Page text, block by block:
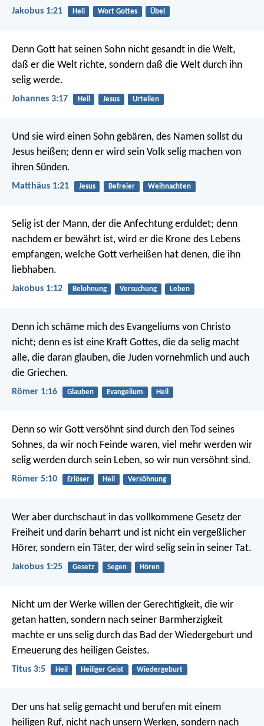
Jakobus 1:21 Heil Wort Gottes Übel
Denn Gott hat seinen Sohn nicht gesandt in die Welt,
daß er die Welt richte, sondern daß die Welt durch ihn
selig werde.
Johannes 3:17 Heil Jesus Urteilen
Und sie wird einen Sohn gebären, des Namen sollst du
Jesus heißen; denn er wird sein Volk selig machen von
ihren Sünden.
Matthäus 1:21 Jesus Befreier Weihnachten
Selig ist der Mann, der die Anfechtung erduldet; denn
nachdem er bewährt ist, wird er die Krone des Lebens
empfangen, welche Gott verheißen hat denen, die ihn
liebhaben.
Jakobus 1:12 Belohnung Versuchung Leben
Denn ich schäme mich des Evangeliums von Christo
nicht; denn es ist eine Kraft Gottes, die da selig macht
alle, die daran glauben, die Juden vornehmlich und auch
die Griechen.
Römer 1:16 Glauben Evangelium Heil
Denn so wir Gott versöhnt sind durch den Tod seines
Sohnes, da wir noch Feinde waren, viel mehr werden wir
selig werden durch sein Leben, so wir nun versöhnt sind.
Römer 5:10 Erlöser Heil Versöhnung
Wer aber durchschaut in das vollkommene Gesetz der
Freiheit und darin beharrt und ist nicht ein vergeßlicher
Hörer, sondern ein Täter, der wird selig sein in seiner Tat.
Jakobus 1:25 Gesetz Segen Hören
Nicht um der Werke willen der Gerechtigkeit, die wir
getan hatten, sondern nach seiner Barmherzigkeit
machte er uns selig durch das Bad der Wiedergeburt und
Erneuerung des heiligen Geistes.
Titus 3:5 Heil Heiliger Geist Wiedergeburt
Der uns hat selig gemacht und berufen mit einem
heiligen Ruf, nicht nach unsern Werken, sondern nach